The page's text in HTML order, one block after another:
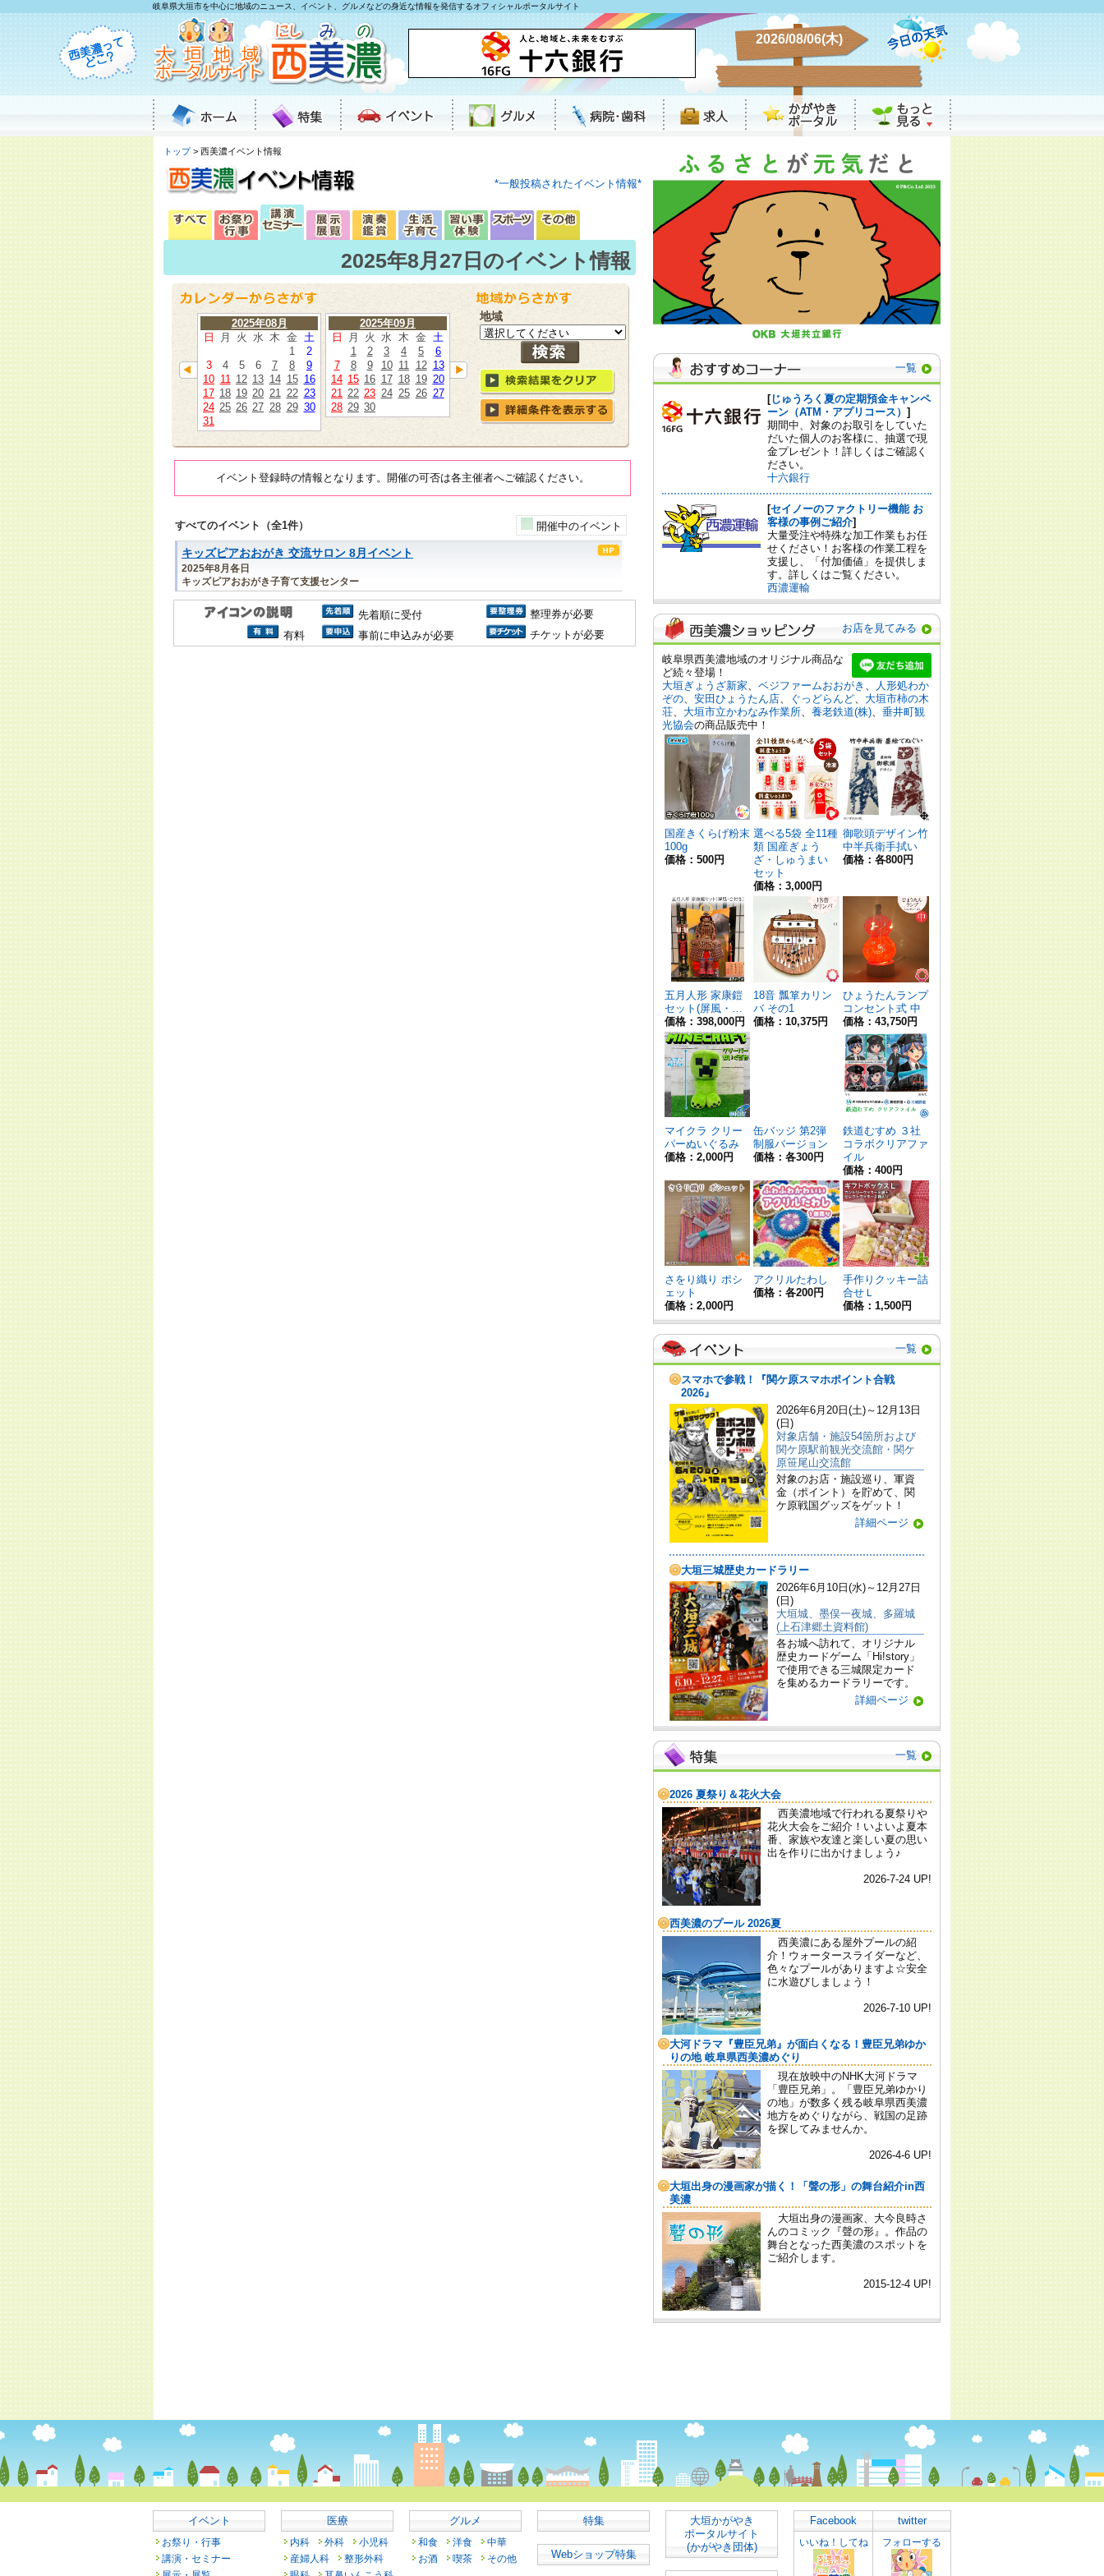
岐阜県大垣市を中心に地域のニュース、イベント、グルメなどの身近な情報を発信するオフィシャルポータルサイト
2026/08/06(木)
トップ> 西美濃イベント情報
*一般投稿されたイベント情報*
2025年8月27日のイベント情報
2025年08月
日
月 火 水 木 金 土
1
2
3
4 5 6 7 8
9
10 11 12 13 14 15 16
17 18 19 20 21 22 23
24 25 26 27 28 29 30
31
2025年09月
日
月 火 水 木 金 土
1
2 3 4 5
6
7
8 9 10 11 12 13
14 15 16 17 18 19 20
21 22 23 24 25 26 27
28 29 30
地域
イベント登録時の情報となります。開催の可否は各主催者へご確認ください。
すべてのイベント（全1件） 開催中のイベント
キッズピアおおがき 交流サロン 8月イベント
2025年8月各日
キッズピアおおがき子育て支援センター
先着順に受付
整理券が必要
有料
事前に申込みが必要 チケットが必要
イベント
お祭り・行事
講演・セミナー
医療
内科 外科
小児科
産婦人科
整形外科
グルメ
和食 洋食
中華
お酒
喫茶 その他
特集
Webショップ特集
大垣かがやき
ポータルサイト
(かがやき団体)
Facebook
いいね！してね
twitter
フォローする